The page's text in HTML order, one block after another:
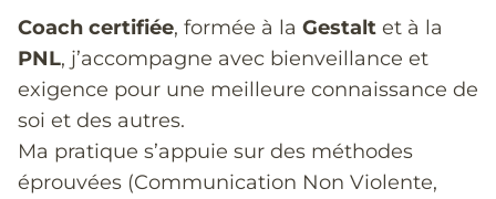
Coach certifiée, formée à la Gestalt et à la
PNL, j’accompagne avec bienveillance et
exigence pour une meilleure connaissance de
soi et des autres.
Ma pratique s’appuie sur des méthodes
éprouvées (Communication Non Violente,